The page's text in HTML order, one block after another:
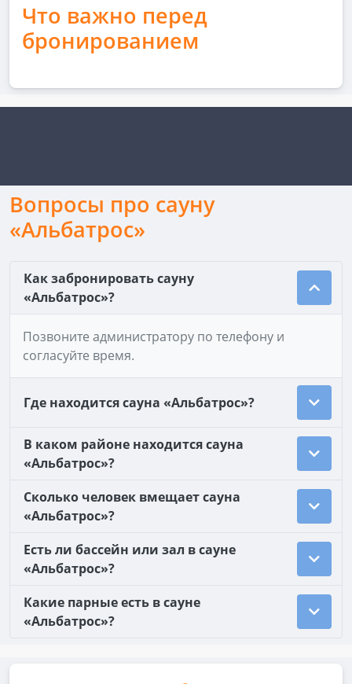
Что важно перед
бронированием
Вопросы про сауну
«Альбатрос»
Как забронировать сауну
«Альбатрос»?
Позвоните администратору по телефону и
согласуйте время.
Где находится сауна «Альбатрос»?
В каком районе находится сауна
«Альбатрос»?
Сколько человек вмещает сауна
«Альбатрос»?
Есть ли бассейн или зал в сауне
«Альбатрос»?
Какие парные есть в сауне
«Альбатрос»?